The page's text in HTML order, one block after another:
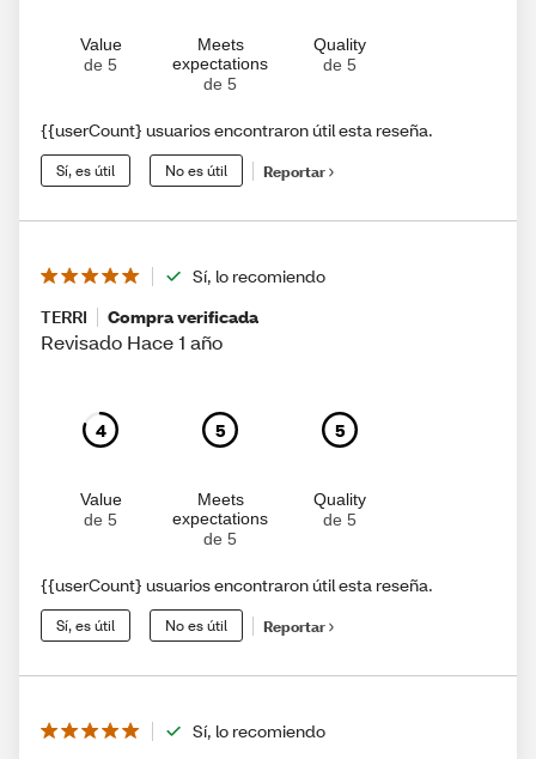
Value
de 5
Meets
expectations
de 5
Quality
de 5
{{userCount} usuarios encontraron útil esta reseña.
Sí, es útil No es útil Reportar
Sí, lo recomiendo
TERRI
Compra verificada
Revisado Hace 1 año
4
Value
de 5
5
Meets
expectations
de 5
5
Quality
de 5
{{userCount} usuarios encontraron útil esta reseña.
Sí, es útil No es útil Reportar
Sí, lo recomiendo